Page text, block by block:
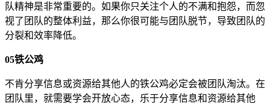
队精神是非常重要的。如果你只关注个人的不满和抱怨，而忽
视了团队的整体利益，那么你很可能与团队脱节，导致团队的
分裂和效率降低。
05铁公鸡
不肯分享信息或资源给其他人的铁公鸡必定会被团队淘汰。在
团队里，就需要学会开放心态，乐于分享信息和资源给其他